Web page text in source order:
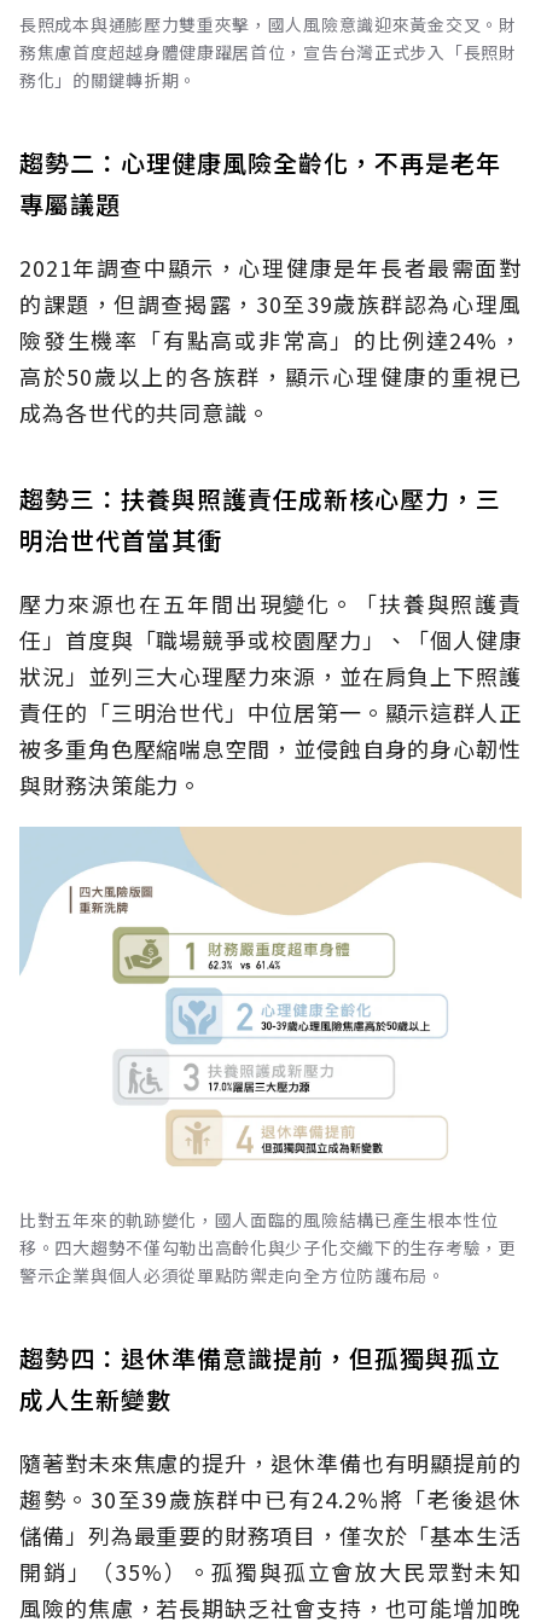
長照成本與通膨壓力雙重夾擊，國人風險意識迎來黃金交叉。財
務焦慮首度超越身體健康躍居首位，宣告台灣正式步入「長照財
務化」的關鍵轉折期。
趨勢二：心理健康風險全齡化，不再是老年
專屬議題
2021年調查中顯示，心理健康是年長者最需面對
的課題，但調查揭露，30至39歲族群認為心理風
險發生機率「有點高或非常高」的比例達24%，
高於50歲以上的各族群，顯示心理健康的重視已
成為各世代的共同意識。
趨勢三：扶養與照護責任成新核心壓力，三
明治世代首當其衝
壓力來源也在五年間出現變化。「扶養與照護責
任」首度與「職場競爭或校園壓力」、「個人健康
狀況」並列三大心理壓力來源，並在肩負上下照護
責任的「三明治世代」中位居第一。顯示這群人正
被多重角色壓縮喘息空間，並侵蝕自身的身心韌性
與財務決策能力。
比對五年來的軌跡變化，國人面臨的風險結構已產生根本性位
移。四大趨勢不僅勾勒出高齡化與少子化交織下的生存考驗，更
警示企業與個人必須從單點防禦走向全方位防護布局。
趨勢四：退休準備意識提前，但孤獨與孤立
成人生新變數
隨著對未來焦慮的提升，退休準備也有明顯提前的
趨勢。30至39歲族群中已有24.2%將「老後退休
儲備」列為最重要的財務項目，僅次於「基本生活
開銷」（35%）。孤獨與孤立會放大民眾對未知
風險的焦慮，若長期缺乏社會支持，也可能增加晚